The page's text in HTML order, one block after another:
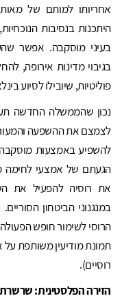
אחריותו למותם של
היתכנות בנסיבות
בעיני מוסקבה. אפשר
בגיבוי מדינות אירופה,
פוליטיות, שיובילו לסיוע
נכון שהממשלה החדשה
לצמצם את ההשפעה
להשפיע באמצעות מוסקבה
הגעתם של אמצעי לחימה
את רוסיה להפעיל את
במנגנוני הביטחון
הרוסי לשימור חופש
תמונת מודיעין משותפת על
רוסיים).
הזירה הפלסטינית: